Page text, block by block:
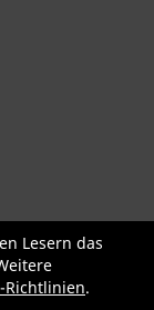
Orbea
Yeti
Bekleidung
Lesern das
Richtlinien.